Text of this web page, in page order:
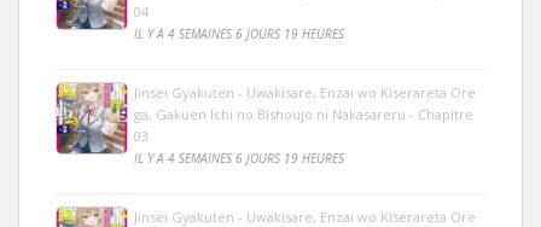
04
IL Y A 4 SEMAINES 6 JOURS 19 HEURES
Jinsei Gyakuten - Uwakisare, Enzai wo Kiserareta Ore
ga, Gakuen Ichi no Bishoujo ni Nakasareru - Chapitre
03
IL Y A 4 SEMAINES 6 JOURS 19 HEURES
Jinsei Gyakuten - Uwakisare, Enzai wo Kiserareta Ore